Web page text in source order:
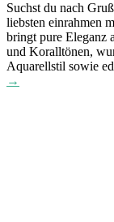
Suchst du nach
liebsten einrahmen
bringt pure Eleganz
und Koralltönen,
Aquarellstil sowie
→